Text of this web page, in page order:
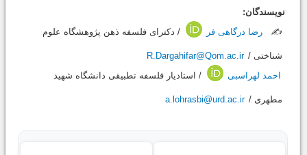
نویسندگان:
✍️
رضا درگاهی فر / دکترای فلسفه ذهن پژوهشگاه علوم
شناختی / R.Dargahifar@Qom.ac.ir
احمد لهراسبی
/ استادیار فلسفه تطبیقی دانشگاه شهید
مطهری / a.lohrasbi@urd.ac.ir